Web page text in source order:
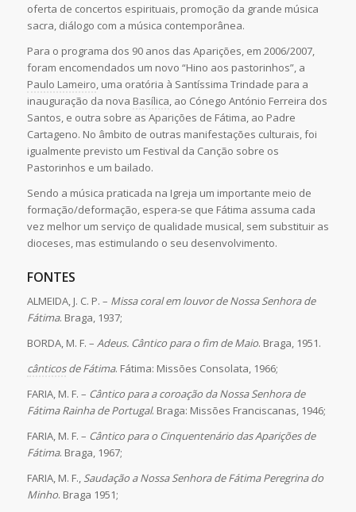
oferta de concertos espirituais, promoção da grande música
sacra, diálogo com a música contemporânea.
Para o programa dos 90 anos das Aparições, em 2006/2007,
foram encomendados um novo “Hino aos pastorinhos”, a
Paulo Lameiro, uma oratória à Santíssima Trindade para a
inauguração da nova Basílica, ao Cónego António Ferreira dos
Santos, e outra sobre as Aparições de Fátima, ao Padre
Cartageno. No âmbito de outras manifestações culturais, foi
igualmente previsto um Festival da Canção sobre os
Pastorinhos e um bailado.
Sendo a música praticada na Igreja um importante meio de
formação/deformação, espera-se que Fátima assuma cada
vez melhor um serviço de qualidade musical, sem substituir as
dioceses, mas estimulando o seu desenvolvimento.
FONTES
ALMEIDA, J. C. P. – Missa coral em louvor de Nossa Senhora de
Fátima. Braga, 1937;
BORDA, M. F. – Adeus. Cântico para o fim de Maio. Braga, 1951.
cânticosde Fátima. Fátima: Missões Consolata, 1966;
FARIA, M. F. – Cântico para a coroação da Nossa Senhora de
Fátima Rainha de Portugal. Braga: Missões Franciscanas, 1946;
FARIA, M. F. – Cântico para o Cinquentenário das Aparições de
Fátima. Braga, 1967;
FARIA, M. F., Saudação a Nossa Senhora de Fátima Peregrina do
Minho. Braga 1951;